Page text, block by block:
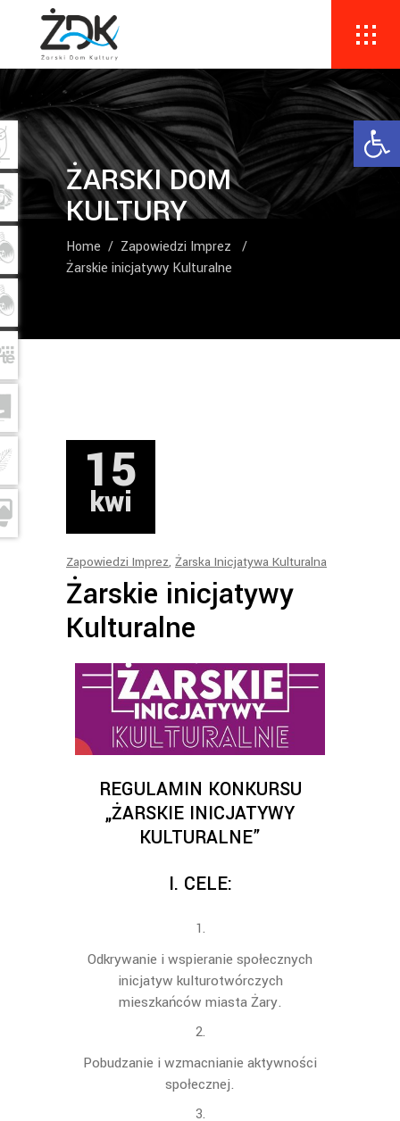
ŻARSKI DOM
KULTURY
Home / Zapowiedzi Imprez
/
Żarskie inicjatywy Kulturalne
15
kwi
Zapowiedzi Imprez, Żarska Inicjatywa Kulturalna
Żarskie inicjatywy
Kulturalne
REGULAMIN KONKURSU
„ŻARSKIE INICJATYWY
KULTURALNE”
I. CELE:
Odkrywanie i wspieranie społecznych
inicjatyw kulturotwórczych
mieszkańców miastaŻary.
Pobudzanie i wzmacnianie aktywności
społecznej.